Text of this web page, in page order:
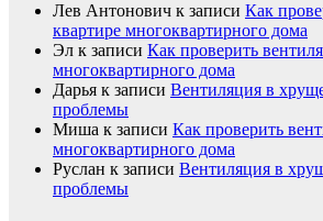
Лев Антонович к записи Как
квартире многоквартирного дома
Эл к записи Как проверить
многоквартирного дома
Дарья к записи Вентиляция в
проблемы
Миша к записи Как проверить
многоквартирного дома
Руслан к записи Вентиляция в
проблемы